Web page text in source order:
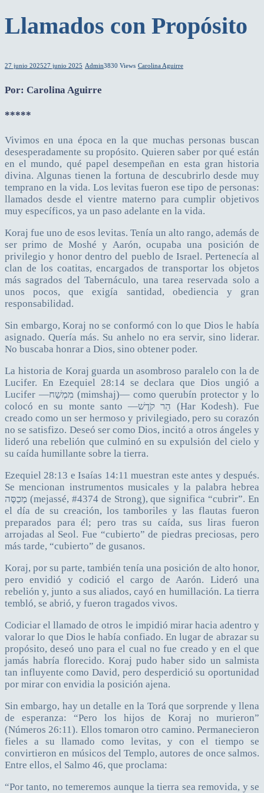
Llamados con Propósito
27 junio 202527 junio 2025 Admin3830 Views Carolina Aguirre
Por: Carolina Aguirre
*****
Vivimos en una época en la que muchas personas buscan
desesperadamente su propósito. Quieren saber por qué están
en el mundo, qué papel desempeñan en esta gran historia
divina. Algunas tienen la fortuna de descubrirlo desde muy
temprano en la vida. Los levitas fueron ese tipo de personas:
llamados desde el vientre materno para cumplir objetivos
muy específicos, ya un paso adelante en la vida.
Koraj fue uno de esos levitas. Tenía un alto rango, además de
ser primo de Moshé y Aarón, ocupaba una posición de
privilegio y honor dentro del pueblo de Israel. Pertenecía al
clan de los coatitas, encargados de transportar los objetos
más sagrados del Tabernáculo, una tarea reservada solo a
unos pocos, que exigía santidad, obediencia y gran
responsabilidad.
Sin embargo, Koraj no se conformó con lo que Dios le había
asignado. Quería más. Su anhelo no era servir, sino liderar.
No buscaba honrar a Dios, sino obtener poder.
La historia de Koraj guarda un asombroso paralelo con la de
Lucifer. En Ezequiel 28:14 se declara que Dios ungió a
Lucifer —מִמְשַׁח (mimshaj)— como querubín protector y lo
colocó en su monte santo —הַר קֹדֶשׁ (Har Kodesh). Fue
creado como un ser hermoso y privilegiado, pero su corazón
no se satisfizo. Deseó ser como Dios, incitó a otros ángeles y
lideró una rebelión que culminó en su expulsión del cielo y
su caída humillante sobre la tierra.
Ezequiel 28:13 e Isaías 14:11 muestran este antes y después.
Se mencionan instrumentos musicales y la palabra hebrea
מְכַסֶּה (mejassé, #4374 de Strong), que significa “cubrir”. En
el día de su creación, los tamboriles y las flautas fueron
preparados para él; pero tras su caída, sus liras fueron
arrojadas al Seol. Fue “cubierto” de piedras preciosas, pero
más tarde, “cubierto” de gusanos.
Koraj, por su parte, también tenía una posición de alto honor,
pero envidió y codició el cargo de Aarón. Lideró una
rebelión y, junto a sus aliados, cayó en humillación. La tierra
tembló, se abrió, y fueron tragados vivos.
Codiciar el llamado de otros le impidió mirar hacia adentro y
valorar lo que Dios le había confiado. En lugar de abrazar su
propósito, deseó uno para el cual no fue creado y en el que
jamás habría florecido. Koraj pudo haber sido un salmista
tan influyente como David, pero desperdició su oportunidad
por mirar con envidia la posición ajena.
Sin embargo, hay un detalle en la Torá que sorprende y llena
de esperanza: “Pero los hijos de Koraj no murieron”
(Números 26:11). Ellos tomaron otro camino. Permanecieron
fieles a su llamado como levitas, y con el tiempo se
convirtieron en músicos del Templo, autores de once salmos.
Entre ellos, el Salmo 46, que proclama:
“Por tanto, no temeremos aunque la tierra sea removida, y se